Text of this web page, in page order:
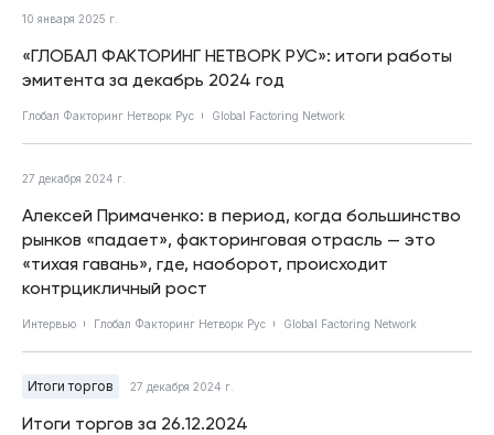
10 января 2025 г.
«ГЛОБАЛ ФАКТОРИНГ НЕТВОРК РУС»: итоги работы
эмитента за декабрь 2024 год
Глобал Факторинг Нетворк Рус Global Factoring Network
27 декабря 2024 г.
Алексей Примаченко: в период, когда большинство
рынков «падает», факторинговая отрасль — это
«тихая гавань», где, наоборот, происходит
контрцикличный рост
Интервью Глобал Факторинг Нетворк Рус Global Factoring Network
Итоги торгов 27 декабря 2024 г.
Итоги торгов за 26.12.2024